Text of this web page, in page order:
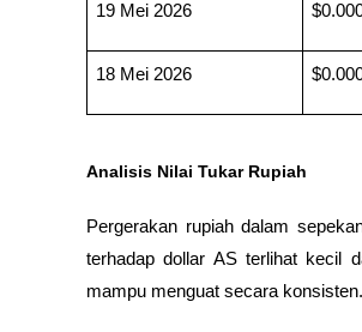
19 Mei 2026
18 Mei 2026
Analisis Nilai Tukar Rupiah
Pergerakan rupiah dalam
terhadap dollar AS terlihat kecil
mampu menguat secara konsisten.